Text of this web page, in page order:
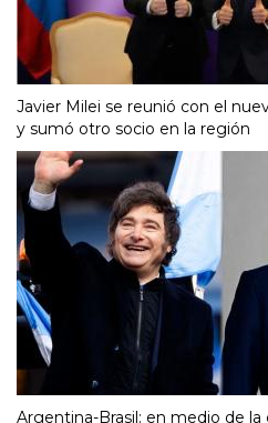
Javier Milei se reunió con el
y sumó otro socio en la región
Argentina-Brasil: en medio de la